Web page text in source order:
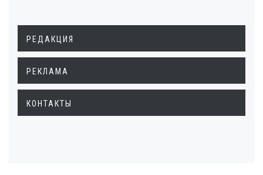
РЕДАКЦИЯ
РЕКЛАМА
КОНТАКТЫ